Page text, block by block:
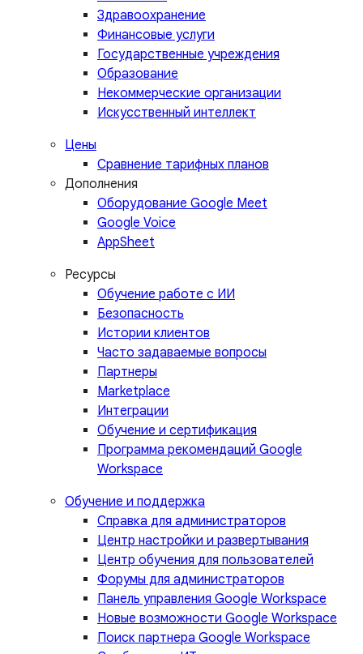
Здравоохранение
Финансовые услуги
Государственные учреждения
Образование
Некоммерческие организации
Искусственный интеллект
Цены
Сравнение тарифных планов
Дополнения
Оборудование Google Meet
Google Voice
AppSheet
Ресурсы
Обучение работе с ИИ
Безопасность
Истории клиентов
Часто задаваемые вопросы
Партнеры
Marketplace
Интеграции
Обучение и сертификация
Программа рекомендаций Google
Workspace
Обучение и поддержка
Справка для администраторов
Центр настройки и развертывания
Центр обучения для пользователей
Форумы для администраторов
Панель управления Google Workspace
Новые возможности Google Workspace
Поиск партнера Google Workspace